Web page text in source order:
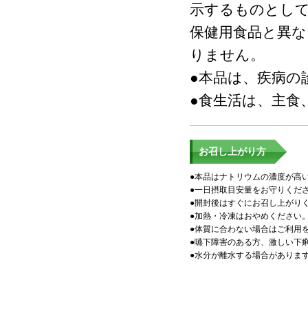
示するものとし
保健用食品と異
りません。
●本品は、疾病の
●食生活は、主食
お召し上がり方
●本品はナトリウムの濃度が高
●一日摂取目安量をお守りくだ
●開封後はすぐにお召し上がり
●加熱・冷凍はおやめください
●体質に合わない場合はご利用
●嚥下障害のある方、激しい下
●水分が離水する場合がありま